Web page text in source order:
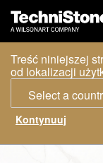
Treść niniejszej
od lokalizacji
Select a